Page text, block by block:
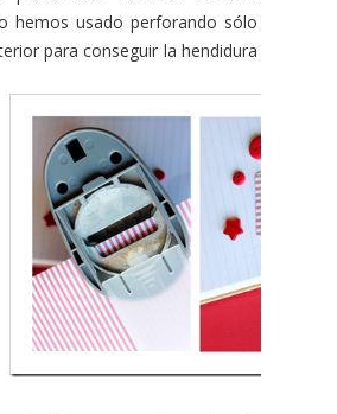
hemos usado perforando sólo
para conseguir la hendidura